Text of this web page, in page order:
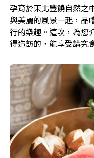
孕育於東北豐饒自然之
與美麗的風景一起，品
行的樂趣。這次，為您
得造訪的，能享受講究